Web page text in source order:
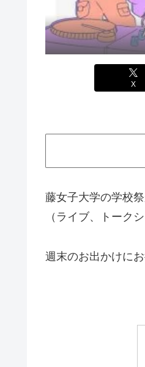
X
藤女子大学の学校
（ライブ、トーク
週末のお出かけに